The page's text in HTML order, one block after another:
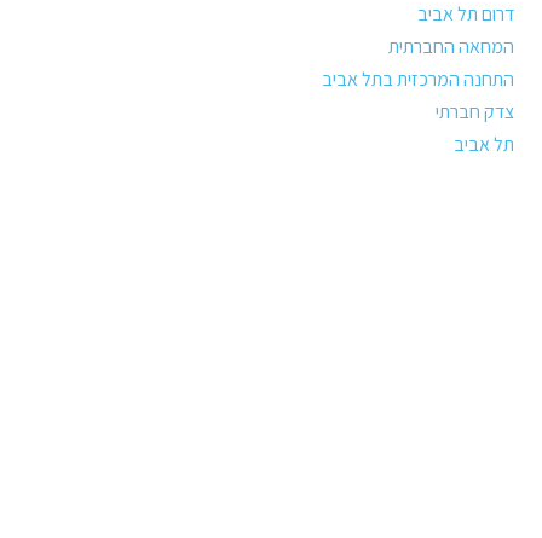
דרום תל אביב
המחאה החברתית
התחנה המרכזית בתל אביב
צדק חברתי
תל אביב